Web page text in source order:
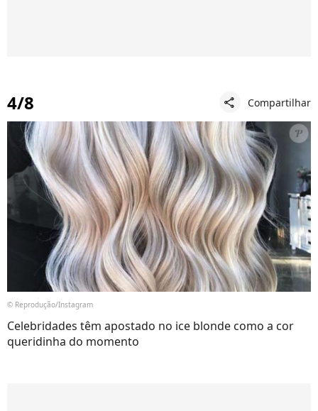
4/8 share Compartilhar
© Reprodução/Instagram
Celebridades têm apostado no ice blonde como a cor
queridinha do momento